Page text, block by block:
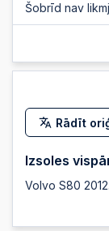
Šobrīd nav
Rādīt
Izsoles
Volvo S80